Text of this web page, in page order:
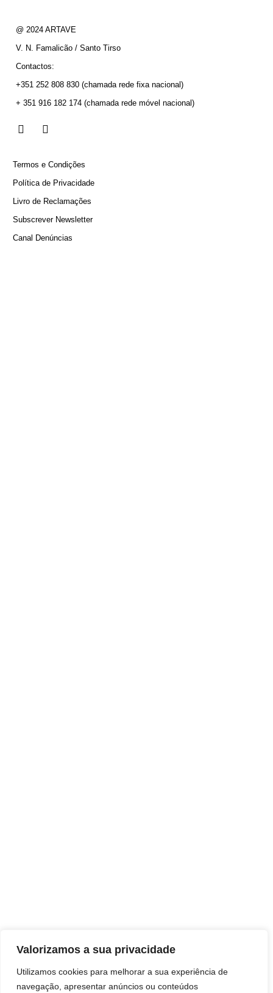
Valorizamos a sua privacidade
Utilizamos cookies para melhorar a sua experiência de
navegação, apresentar anúncios ou conteúdos
@ 2024 ARTAVE
V. N. Famalicão / Santo Tirso
Contactos:
+351 252 808 830 (chamada rede fixa nacional)
+ 351 916 182 174 (chamada rede móvel nacional)
Termos e Condições
Política de Privacidade
Livro de Reclamações
Subscrever Newsletter
Canal Denúncias